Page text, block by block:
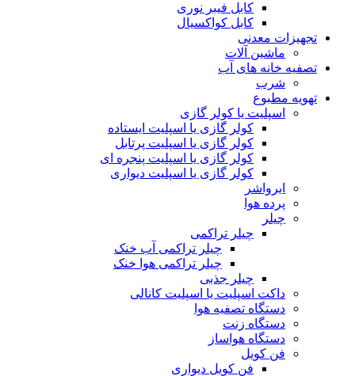
کابل فیبر نوری
کابل کواکسیال
تجهیزات معدنی
ماشین آلات
تصفیه خانه های آب
شرب
تهویه مطبوع
اسپلیت یا کولر گازی
کولر گازی یا اسپلیت ایستاده
کولر گازی یا اسپلیت پرتابل
کولر گازی یا اسپلیت پنجره ای
کولر گازی یا اسپلیت دیواری
ایرواشر
پرده هوا
چیلر
چیلر تراکمی
چیلر تراکمی آب خنک
چیلر تراکمی هوا خنک
چیلر جذبی
داکت اسپلیت یا اسپلیت کانالی
دستگاه تصفیه هوا
دستگاه زنت
دستگاه هواساز
فن کویل
فن کویل دیواری